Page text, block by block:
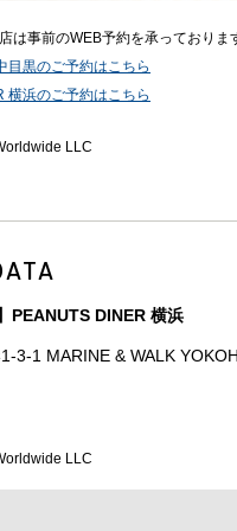
は事前のWEB予約を承っておりま
目黒のご予約はこちら
横浜のご予約はこちら
LLC
PEANUTS DINER 横浜
3-1 MARINE & WALK
LLC